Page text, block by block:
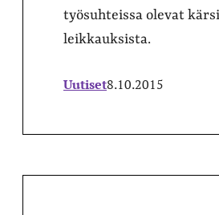
työsuhteissa olevat
leikkauksista.
Uutiset8.10.2015